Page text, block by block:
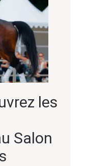
les
Salon